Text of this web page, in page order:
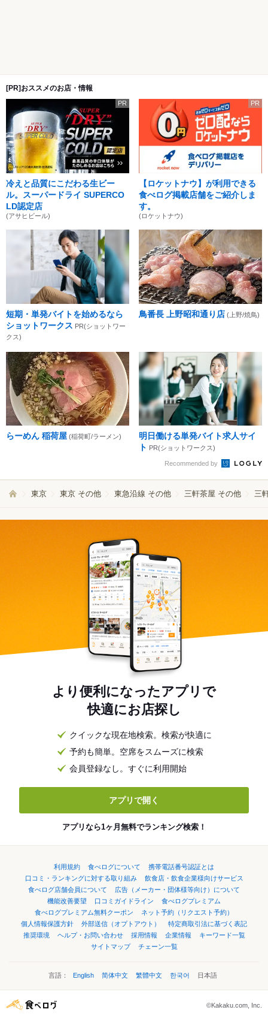
[PR]おススメのお店・情報
PR
冷えと品質にこだわる生ビー
ル。スーパードライ SUPERCO
LD認定店
(アサヒビール)
PR
【ロケットナウ】が利用できる
食べログ掲載店舗をご紹介しま
す。
(ロケットナウ)
短期・単発バイトを始めるなら
ショットワークス PR(ショットワー
クス)
鳥番長 上野昭和通り店 (上野/焼鳥)
らーめん 稲荷屋 (稲荷町/ラーメン)
明日働ける単発バイト求人サイ
ト PR(ショットワークス)
Recommended by
東京 東京 その他 東急沿線 その他 三軒茶屋 その他 三
より便利になったアプリで
快適にお店探し
クイックな現在地検索。検索が快適に
予約も簡単。空席をスムーズに検索
会員登録なし。すぐに利用開始
アプリで開く
アプリなら1ヶ月無料でランキング検索！
利用規約 食べログについて
携帯電話番号認証とは
口コミ・ランキングに対する取り組み
飲食店・飲食企業様向けサービス
食べログ店舗会員について
広告（メーカー・団体様等向け）について
機能改善要望
口コミガイドライン
食べログプレミアム
食べログプレミアム無料クーポン
ネット予約（リクエスト予約）
個人情報保護方針
外部送信（オプトアウト）
特定商取引法に基づく表記
推奨環境
ヘルプ・お問い合わせ 採用情報 企業情報
キーワード一覧
サイトマップ
チェーン一覧
言語： English 简体中文 繁體中文 한국어 日本語
©Kakaku.com, Inc.